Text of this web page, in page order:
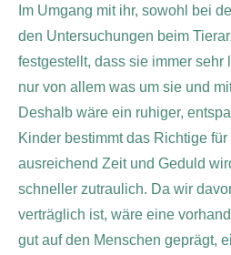
Im Umgang mit ihr, sowohl bei
den Untersuchungen beim
festgestellt, dass sie immer sehr
nur von allem was um sie und
Deshalb wäre ein ruhiger,
Kinder bestimmt das Richtige
ausreichend Zeit und Geduld
schneller zutraulich. Da wir
verträglich ist, wäre eine
gut auf den Menschen geprägt,